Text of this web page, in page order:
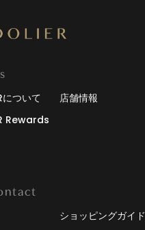
について
店舗情報
Rewards
ショッピングガイド